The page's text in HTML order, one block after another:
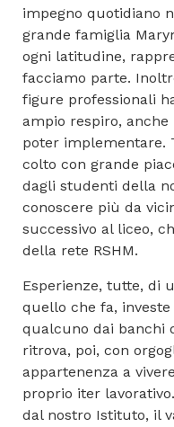
impegno quotidiano
grande famiglia
ogni latitudine,
facciamo parte.
figure professionali
ampio respiro, anche
poter implementare.
colto con grande
dagli studenti della
conoscere più da
successivo al liceo,
della rete RSHM.
Esperienze, tutte, di
quello che fa,
qualcuno dai banchi
ritrova, poi, con
appartenenza a
proprio iter
dal nostro Istituto, il